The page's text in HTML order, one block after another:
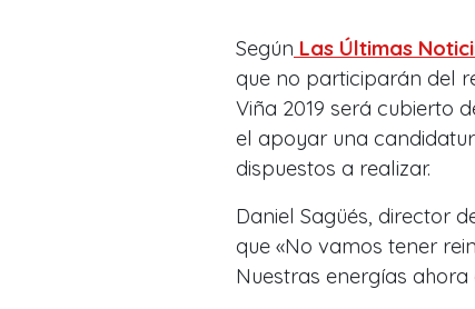
Según Las Últimas
que no participarán del
Viña 2019 será cubierto
el apoyar una
dispuestos a realizar.
Daniel Sagüés, director
que «No vamos tener
Nuestras energías